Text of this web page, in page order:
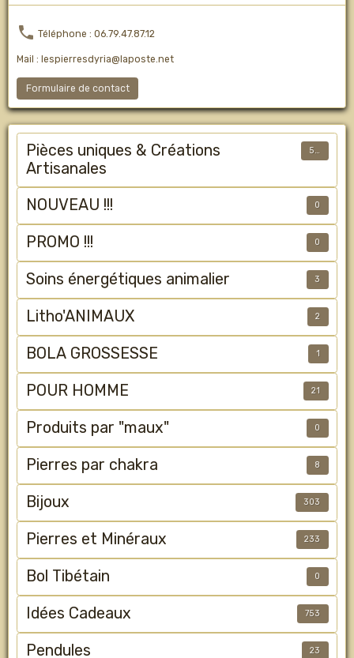
Téléphone : 06.79.47.87.12
Mail : lespierresdyria@laposte.net
Formulaire de contact
Pièces uniques & Créations
Artisanales
50
NOUVEAU !!! 0
PROMO !!! 0
Soins énergétiques animalier 3
Litho'ANIMAUX 2
BOLA GROSSESSE 1
POUR HOMME 21
Produits par "maux" 0
Pierres par chakra 8
Bijoux 303
Pierres et Minéraux 233
Bol Tibétain 0
Idées Cadeaux 753
Pendules 23